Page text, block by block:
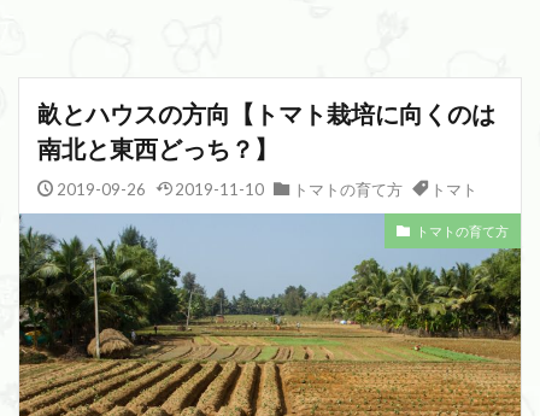
畝とハウスの方向【トマト栽培に向くのは
南北と東西どっち？】
2019-09-26 2019-11-10 トマトの育て方 トマト
トマトの育て方